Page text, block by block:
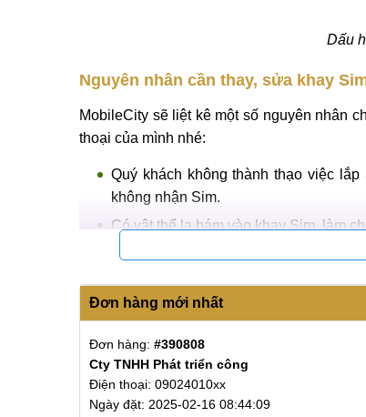
Dấu
Nguyên nhân cần thay, sửa khay
MobileCity sẽ liệt kê một số nguyên nhân
thoại của mình nhé:
Quý khách không thành thạo việc
không nhận Sim.
Có vật thể lạ bám vào khay Sim, làm
Quý khách sử dụng máy trong thời
Đánh rơi điện thoại một hoặc nhiều
Dùng điện thoại trong môi trường ẩm
khiến khay Sim bị lỗi, hỏng.
Lỗi xung đột phần mềm do tải ứng
Đơn hàng mới nhất
Đơn hàng: #390808
Cty TNHH Phát triển công
nghệ Sky Tech
Điện thoại: 09024010xx
Ngày đặt: 2025-02-16 08:44:09